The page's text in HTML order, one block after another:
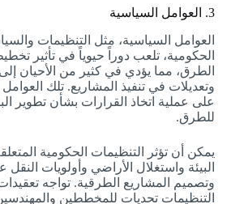
3. العوامل السياسية
العوامل السياسية، مثل التنظيمات
الحكومية، تلعب دوراً حيوياً في تأثير
الطرق، مما يؤدي في كثير من الأحيان
وتعديلات في تنفيذ المشاريع. تلك العوامل
على عملية اتخاذ القرارات بشأن تطوير
للطرق.
يمكن أن تؤثر التنظيمات الحكومية
البيئة واستغلال الأراضي وأولويات
وتصميم المشاريع الطرقية. تواجه
التنظيمات تحديات للمخططين